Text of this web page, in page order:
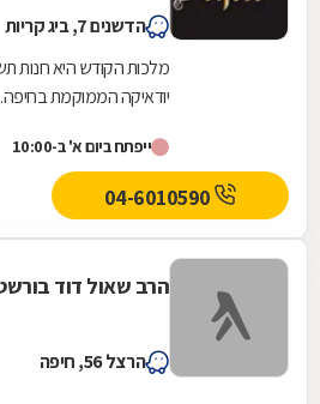
הדשנים 7, ביג קריות
מלכות הקודש היא חנות
יודאיקה הממוקמת
תורה,...
ייפתח ביום א' ב-10:00
04-6010590
הרב שאול דוד
הרצל 56, חיפה